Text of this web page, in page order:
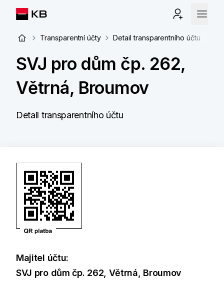
Transparentní účty Detail transparentního účtu
SVJ pro dům čp. 262,
Větrná, Broumov
Detail transparentního účtu
Majitel účtu:
SVJ pro dům čp. 262, Větrná, Broumov